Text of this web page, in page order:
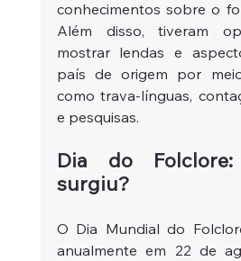
conhecimentos sobre o
Além disso, tiveram
mostrar lendas e
país de origem por
como trava-línguas,
e pesquisas.
Dia do
surgiu?
O Dia Mundial do
anualmente em 22 de